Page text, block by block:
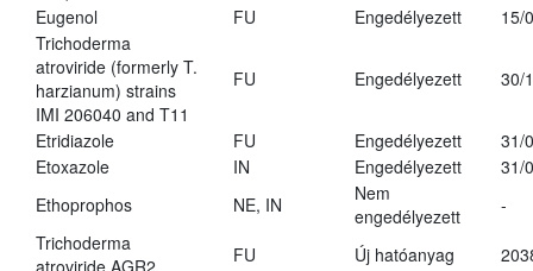
Eugenol
FU Engedélyezett
15/
Trichoderma
atroviride (formerly T.
harzianum) strains
IMI 206040 and T11
FU Engedélyezett 30/
Etridiazole FU Engedélyezett
31/
Etoxazole
IN Engedélyezett
31/
Ethoprophos
NE, IN
Nem
engedélyezett
-
Trichoderma
FU Új hatóanyag